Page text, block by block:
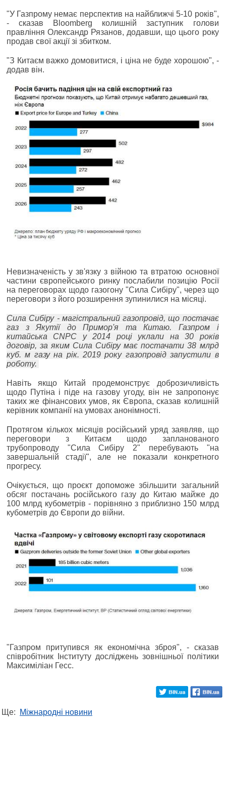
"У Газпрому немає перспектив на найближчі 5-10 років",
- сказав Bloomberg колишній заступник голови
правління Олександр Рязанов, додавши, що цього року
продав свої акції зі збитком.
"З Китаєм важко домовитися, і ціна не буде хорошою", -
додав він.
Невизначеність у зв'язку з війною та втратою основної
частини європейського ринку послабили позицію Росії
на переговорах щодо газогону "Сила Сибіру", через що
переговори з його розширення зупинилися на місяці.
Сила Сибіру - магістральний газопровід, що постачає
газ з Якутії до Примор'я та Китаю. Газпром і
китайська CNPC у 2014 році уклали на 30 років
договір, за яким Сила Сибіру має постачати 38 млрд
куб. м газу на рік. 2019 року газопровід запустили в
роботу.
Навіть якщо Китай продемонструє доброзичливість
щодо Путіна і піде на газову угоду, він не запропонує
таких же фінансових умов, як Європа, сказав колишній
керівник компанії на умовах анонімності.
Протягом кількох місяців російський уряд заявляв, що
переговори з Китаєм щодо запланованого
трубопроводу "Сила Сибіру 2" перебувають "на
завершальній стадії", але не показали конкретного
прогресу.
Очікується, що проєкт допоможе збільшити загальний
обсяг постачань російського газу до Китаю майже до
100 млрд кубометрів - порівняно з приблизно 150 млрд
кубометрів до Європи до війни.
"Газпром притупився як економічна зброя", - сказав
співробітник Інституту досліджень зовнішньої політики
Максиміліан Гесс.
Ще: Міжнародні новини